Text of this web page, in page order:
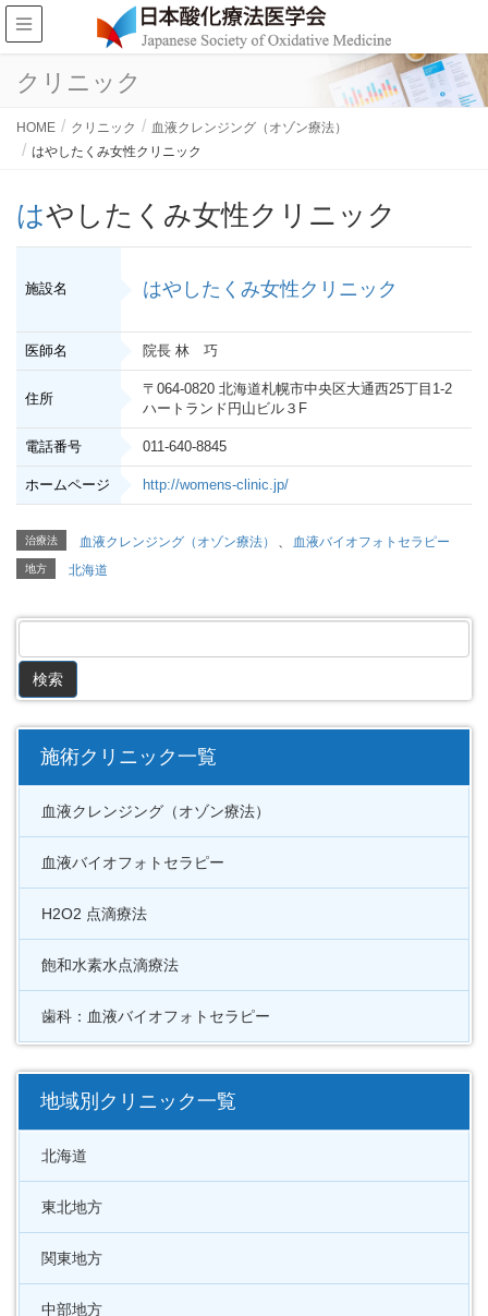
クリニック
HOME クリニック
血液クレンジング（オゾン療法）
はやしたくみ女性クリニック
はやしたくみ女性クリニック
施設名 はやしたくみ女性クリニック
医師名 院長 林 巧
住所
〒064-0820 北海道札幌市中央区大通西25丁目1-2
ハートランド円山ビル３F
電話番号 011-640-8845
ホームページ http://womens-clinic.jp/
治療法 血液クレンジング（オゾン療法） 、 血液バイオフォトセラピー
地方 北海道
施術クリニック一覧
血液クレンジング（オゾン療法）
血液バイオフォトセラピー
H2O2 点滴療法
飽和水素水点滴療法
歯科：血液バイオフォトセラピー
地域別クリニック一覧
北海道
東北地方
関東地方
中部地方